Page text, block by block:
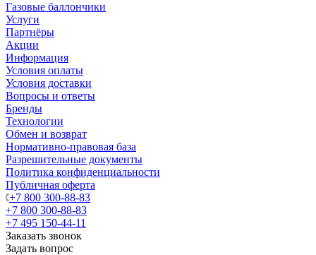
Газовые баллончики
Услуги
Партнёры
Акции
Информация
Условия оплаты
Условия доставки
Вопросы и ответы
Бренды
Технологии
Обмен и возврат
Нормативно-правовая база
Разрешительные документы
Политика конфиденциальности
Публичная оферта
+7 800 300-88-83
+7 800 300-88-83
+7 495 150-44-11
Заказать звонок
Задать вопрос